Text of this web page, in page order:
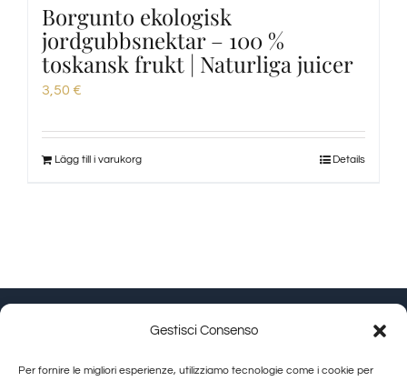
Gestisci Consenso
Per fornire le migliori esperienze, utilizziamo tecnologie come i cookie per
Borgunto ekologisk
jordgubbsnektar – 100 %
toskansk frukt | Naturliga juicer
3,50 €
Lägg till i varukorg Details